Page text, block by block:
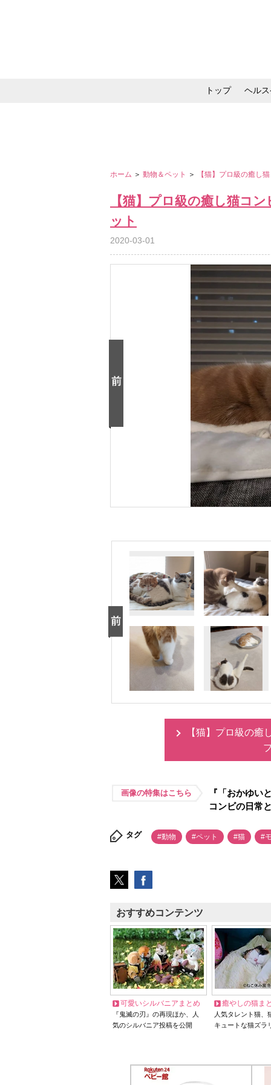
トップ ヘル
ホーム ＞ 動物＆ペット ＞ 【猫】プロ級の癒し
【猫】プロ級の癒し猫コ
ット
2020-03-01
【猫】プロ級の癒
画像の特集はこちら
『「おかゆい
コンビの日常
タグ #動物 #ペット #猫 #
おすすめコンテンツ
可愛いシルバニアまとめ
『鬼滅の刃』の再現ほか、人
気のシルバニア投稿を公開
癒やしの猫ま
人気タレント猫
キュートな猫ズラ